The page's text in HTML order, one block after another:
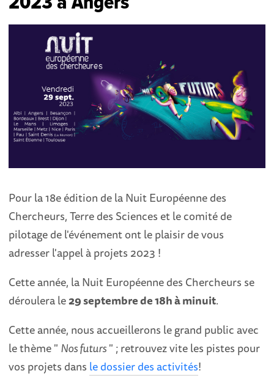
Pour la 18e édition de la Nuit Européenne des
Chercheurs, Terre des Sciences et le comité de
pilotage de l'événement ont le plaisir de vous
adresser l'appel à projets 2023 !
Cette année, la Nuit Européenne des Chercheurs se
déroulera le29 septembre de 18h à minuit.
Cette année, nous accueillerons le grand public avec
le thème " Nos futurs" ; retrouvez vite les pistes pour
vos projets dans le dossier des activités!